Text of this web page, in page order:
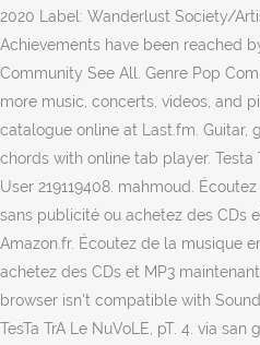
2020 Label: Wanderlust Society/
Achievements have been reached
Community See All. Genre Pop
more music, concerts, videos, and
catalogue online at Last.fm. Guitar,
chords with online tab player. Testa
User 219119408. mahmoud.
sans publicité ou achetez des CDs
Amazon.fr. Écoutez de la musique
achetez des CDs et MP3
browser isn't compatible with
TesTa TrA Le NuVoLE, pT. 4. via